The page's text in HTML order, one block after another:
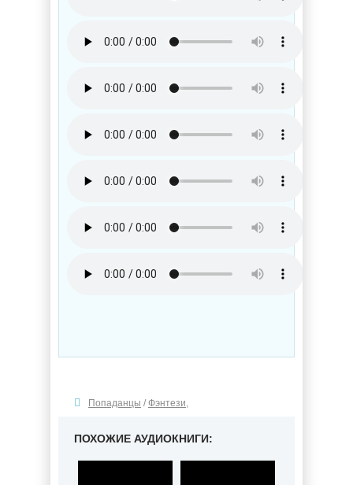
Попаданцы / Фэнтези,
ПОХОЖИЕ АУДИОКНИГИ: